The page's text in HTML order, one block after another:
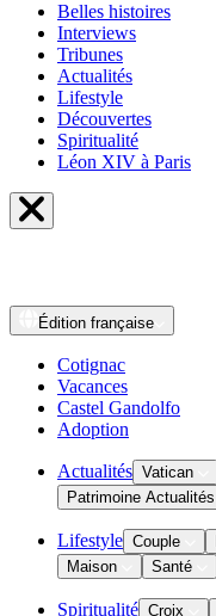
Belles histoires
Interviews
Tribunes
Actualités
Lifestyle
Découvertes
Spiritualité
Léon XIV à Paris
Édition française
Cotignac
Vacances
Castel Gandolfo
Adoption
Actualités Vatican
Patrimoine Actualités
Lifestyle Couple
Maison
Santé
Spiritualité Croix